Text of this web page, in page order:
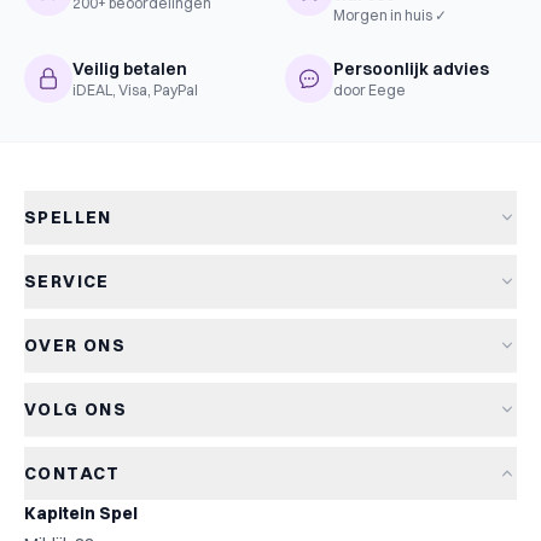
Morgen in huis ✓
Veilig betalen
iDEAL, Visa, PayPal
Persoonlijk advies
door Eege
SPELLEN
Nieuwe spellen
Kinderspellen
SERVICE
Retourneren
OVER ONS
Het Kapiteinsspel
Spelregels
VOLG ONS
CONTACT
Kapitein Spel